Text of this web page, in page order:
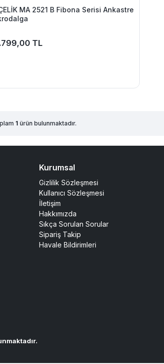
MA 2521 B Fibona Serisi Ankastre
TL
1 ürün bulunmaktadır.
Kurumsal
Gizlilik Sözleşmesi
Kullanıcı Sözleşmesi
İletişim
Hakkımızda
Sıkça Sorulan Sorular
Sipariş Takip
Havale Bildirimleri